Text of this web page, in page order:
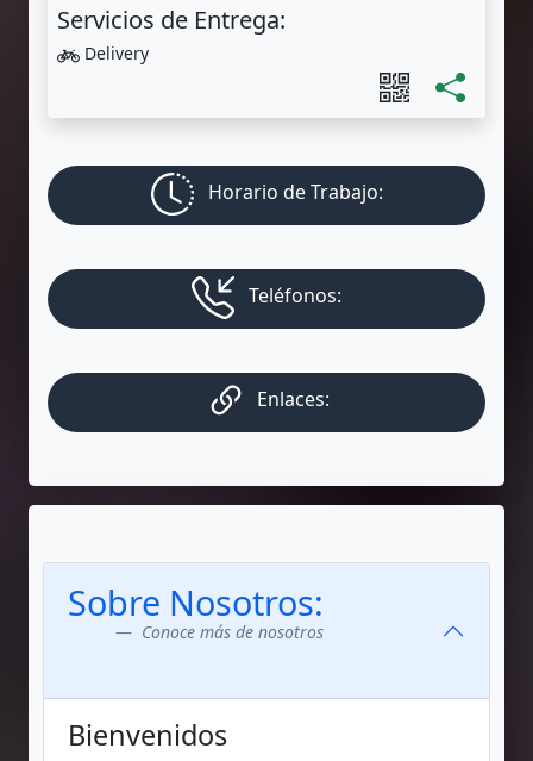
Servicios de Entrega:
Delivery
Horario de Trabajo:
Teléfonos:
Enlaces:
Sobre Nosotros:
Conoce más de nosotros
Bienvenidos